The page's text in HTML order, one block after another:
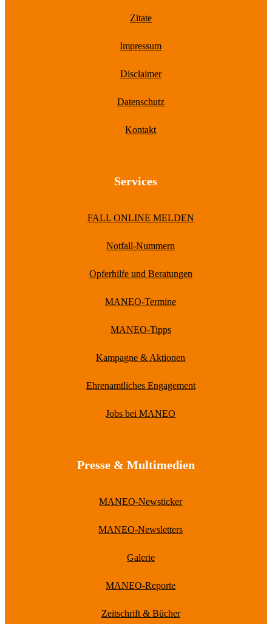
Zitate
Impressum
Disclaimer
Datenschutz
Kontakt
Services
FALL ONLINE MELDEN
Notfall-Nummern
Opferhilfe und Beratungen
MANEO-Termine
MANEO-Tipps
Kampagne & Aktionen
Ehrenamtliches Engagement
Jobs bei MANEO
Presse & Multimedien
MANEO-Newsticker
MANEO-Newsletters
Galerie
MANEO-Reporte
Zeitschrift & Bücher